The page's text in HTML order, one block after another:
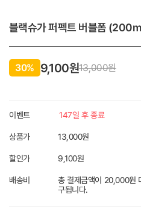
블랙슈가 퍼펙트 버블폼
30% 9,100원13,000원
이벤트 147일 후 종료
상품가 13,000원
할인가 9,100원
배송비
총 결제금액이 20,000원
구됩니다.